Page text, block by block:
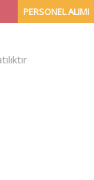
PERSONEL ALIMI